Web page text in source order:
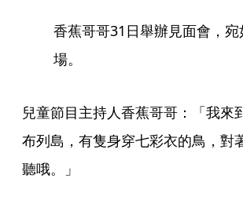
香蕉哥哥31日舉辦見面會，
場。
兒童節目主持人香蕉哥哥：「我來
布列島，有隻身穿七彩衣的鳥，對
聽哦。」